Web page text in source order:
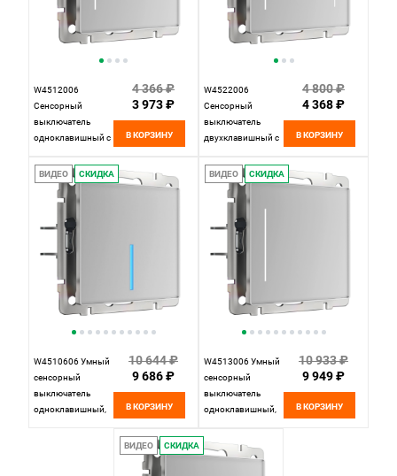
W4512006
Сенсорный
выключатель
одноклавишный с
серебряный
Werkel,
4690389197987
4 366 ₽
3 973 ₽
В КОРЗИНУ
W4522006
Сенсорный
выключатель
двухклавишный с
серебряный
Werkel,
4690389198038
4 800 ₽
4 368 ₽
В КОРЗИНУ
ВИДЕО СКИДКА
W4510606 Умный
cенсорный
выключатель
одноклавишный,
10 644 ₽
9 686 ₽
В КОРЗИНУ
ВИДЕО СКИДКА
W4513006 Умный
сенсорный
выключатель
одноклавишный,
Werkel,
4690389197901
10 933 ₽
9 949 ₽
В КОРЗИНУ
ВИДЕО СКИДКА